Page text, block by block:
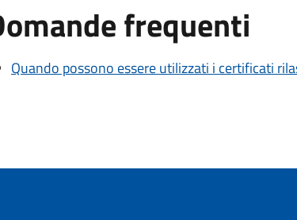
frequenti
Quando possono essere utilizzati i certificati